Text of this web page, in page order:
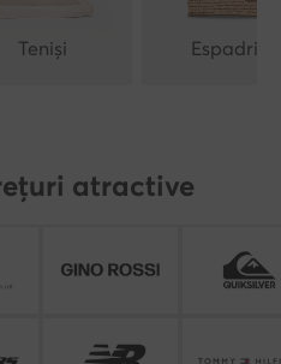
Teniși Espadrile
atractive